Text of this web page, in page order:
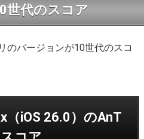
世代のスコア
のバージョンが10世代のスコ
（iOS 26.0）のAnT